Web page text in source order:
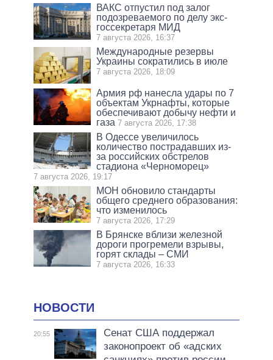
ВАКС отпустил под залог
подозреваемого по делу экс-
госсекретаря МИД
7 августа 2026, 16:37
Международные резервы
Украины сократились в июле
7 августа 2026, 18:09
Армия рф нанесла удары по 7
объектам Укрнафты, которые
обеспечивают добычу нефти и
газа 7 августа 2026, 17:38
В Одессе увеличилось
количество пострадавших из-
за российских обстрелов
стадиона «Черноморец»
7 августа 2026, 19:17
МОН обновило стандарты
общего среднего образования:
что изменилось
7 августа 2026, 17:29
В Брянске вблизи железной
дороги прогремели взрывы,
горят склады – СМИ
7 августа 2026, 16:33
НОВОСТИ
20:55
Сенат США поддержал
законопроект об «адских